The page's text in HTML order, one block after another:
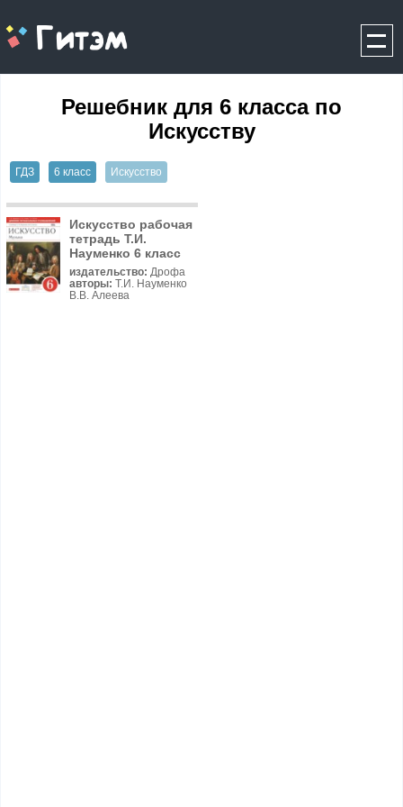
gitem.me
Решебник для 6 класса по
Искусству
ГДЗ 6 класс Искусство
Искусство рабочая
тетрадь Т.И.
Науменко 6 класс
издательство: Дрофа
авторы: Т.И. Науменко
В.В. Алеева